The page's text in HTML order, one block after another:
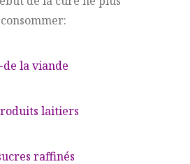
consommer:
-de la viande
laitiers
raffinés